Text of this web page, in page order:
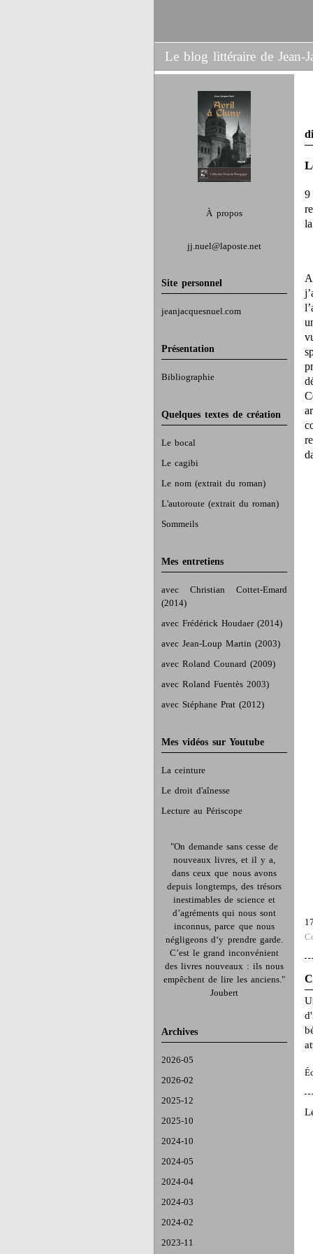
Le blog littéraire de Jean-
À propos
jj.nuel@laposte.net
Site personnel
jeanjacquesnuel.com
Présentation
Bibliographie
Quelques textes de création
Le bocal
Le cagibi
Le nom (extrait du roman)
L'autoroute (extrait du roman)
Sommeils
Mes entretiens
avec Christian Cottet-Emard
(2014)
avec Frédérick Houdaer (2014)
avec Jean-Loup Martin (2003)
avec Roland Counard (2009)
avec Roland Fuentès 2003)
avec Stéphane Prat (2012)
Mes vidéos sur Youtube
La ceinture
Le droit d'aînesse
Lecture au Périscope
"On demande sans cesse de
nouveaux livres, et il y a,
dans ceux que nous avons
depuis longtemps, des trésors
inestimables de science et
d’agréments qui nous sont
inconnus, parce que nous
négligeons d‘y prendre garde.
C’est le grand inconvénient
des livres nouveaux : ils nous
empêchent de lire les anciens."
Joubert
Archives
2026-05
2026-02
2025-12
2025-10
2024-10
2024-05
2024-04
2024-03
2024-02
2023-11
9